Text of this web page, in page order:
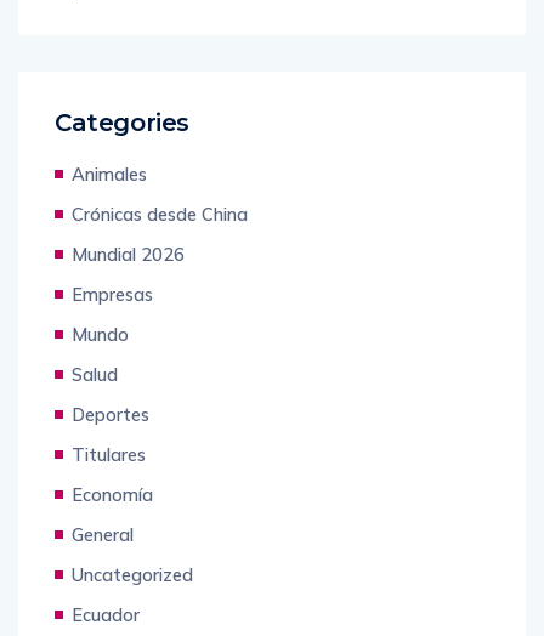
Categories
Animales
Crónicas desde China
Mundial 2026
Empresas
Mundo
Salud
Deportes
Titulares
Economía
General
Uncategorized
Ecuador